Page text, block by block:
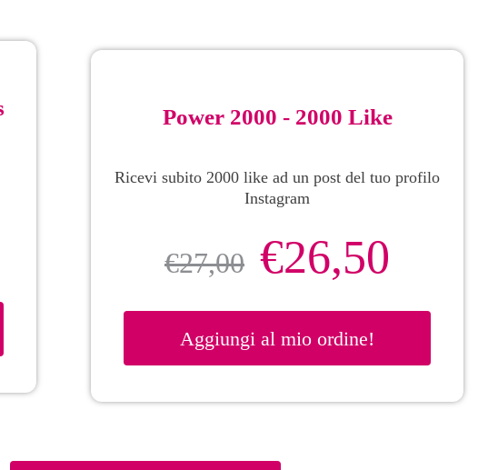
Power 2000 - 2000 Like
Ricevi subito 2000 like ad un post del tuo profilo
Instagram
€27,00 €26,50
Aggiungi al mio ordine!